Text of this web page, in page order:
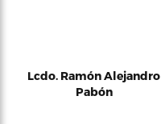
Lcdo. Ramón Alejandro
Pabón